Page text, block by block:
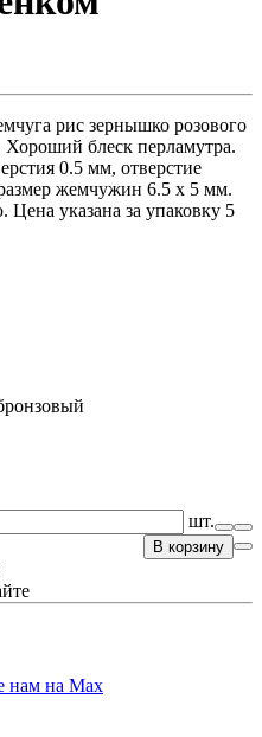
рис зернышко розового
блеск перламутра.
0.5 мм, отверстие
жемчужин 6.5 х 5 мм.
Цена указана за упаковку 5
шт.
В корзину
нам на Max